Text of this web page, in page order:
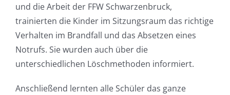
und die Arbeit der FFW Schwarzenbruck,
trainierten die Kinder im Sitzungsraum das richtige
Verhalten im Brandfall und das Absetzen eines
Notrufs. Sie wurden auch über die
unterschiedlichen Löschmethoden informiert.
Anschließend lernten alle Schüler das ganze